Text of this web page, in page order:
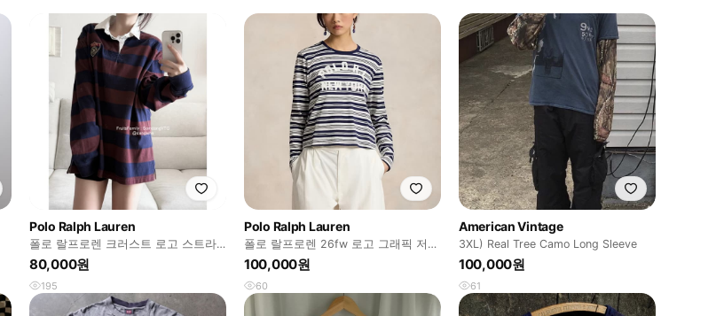
Polo Ralph Lauren
폴로 랄프로렌 크러스트 로고 스트라
이프 럭비 pk 긴팔
80,000원
195
Polo Ralph Lauren
폴로 랄프로렌 26fw 로고 그래픽 저지
스트라이프 티
100,000원
60
American Vintage
3XL) Real Tree Camo Long Sleeve
100,000원
61